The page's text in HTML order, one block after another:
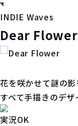
INDIE Waves
Dear Flower
花を咲かせて謎の影
すべて手描きのデザ
実況OK